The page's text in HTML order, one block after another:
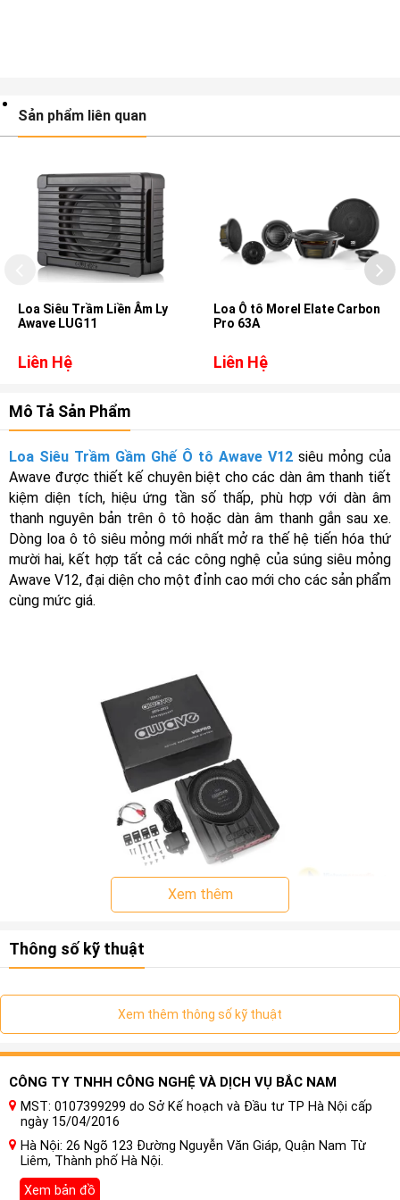
Sản phẩm liên quan
Loa Siêu Trầm Liền Âm Ly
Awave LUG11
Liên Hệ
Loa Ô tô Morel Elate Carbon
Pro 63A
Liên Hệ
Mô Tả Sản Phẩm
Loa Siêu Trầm Gầm Ghế Ô tô Awave V12 siêu mỏng của
Awave được thiết kế chuyên biệt cho các dàn âm thanh tiết
kiệm diện tích, hiệu ứng tần số thấp, phù hợp với dàn âm
thanh nguyên bản trên ô tô hoặc dàn âm thanh gắn sau xe.
Dòng loa ô tô siêu mỏng mới nhất mở ra thế hệ tiến hóa thứ
mười hai, kết hợp tất cả các công nghệ của súng siêu mỏng
Awave V12, đại diện cho một đỉnh cao mới cho các sản phẩm
cùng mức giá.
đầu củachữ “V”cũng là cách đặt tên mà súng thép siêu
mỏngAwave V12đã sử dụng trong nhiều năm.Nhìn từ bên
chủ đạo màu đen được bổ sung thêm các chi tiết màu
đỏ, các sọc nổi trên bảng điều khiển và logo
trở nên ngắn gọn hơn.
Xem thêm
Thông số kỹ thuật
Xem thêm thông số kỹ thuật
CÔNG TY TNHH CÔNG NGHỆ VÀ DỊCH VỤ BẮC NAM
MST: 0107399299 do Sở Kế hoạch và Đầu tư TP Hà Nội cấp
ngày 15/04/2016
Hà Nội: 26 Ngõ 123 Đường Nguyễn Văn Giáp, Quận Nam Từ
Liêm, Thành phố Hà Nội.
Xem bản đồ